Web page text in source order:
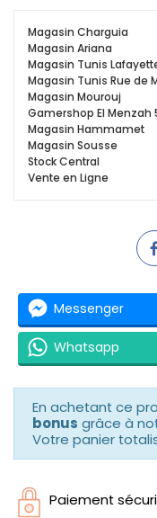
Magasin Charguia
Magasin Ariana
Magasin Tunis
Magasin Tunis Rue de
Magasin Mourouj
Gamershop El Menzah
Magasin Hammamet
Magasin Sousse
Stock Central
Vente en Ligne
Messenger
Whatsapp
En achetant ce
bonus grâce à
Votre panier
Paiement